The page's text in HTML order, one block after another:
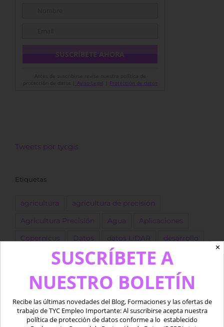
Aviso Legal Protección de datos
Tweets por tycgis
Etiquetas
agricultura agricultura de precisión
Agricultura Precisión Agua Aplicaciones
Copernicus Datos datos LiDAR desarrollo
Descarga dron Drones empleo
golf
Google Earth Engine IA Imágenes
Imágenes satélite ingeniero Landsat
✕
SUSCRÍBETE A
NUESTRO BOLETÍN
Recibe las últimas novedades del Blog, Formaciones y las ofertas de
trabajo de TYC Empleo Importante: Al suscribirse acepta nuestra
política de protección de datos conforme a lo establecido